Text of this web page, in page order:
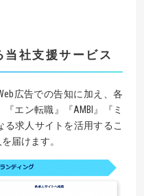
社支援サービス
広告での告知に加え、各
エン転職』『AMBI』『ミ
る求人サイトを活用するこ
届けます。